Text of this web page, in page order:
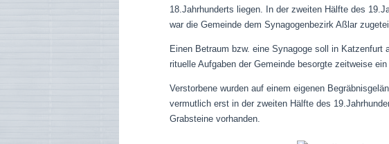
18.Jahrhunderts liegen. In der zweiten Hälfte des
war die Gemeinde dem Synagogenbezirk Aßlar
Einen Betraum bzw. eine Synagoge soll in Katzenfurt
rituelle Aufgaben der Gemeinde besorgte zeitweise
Verstorbene wurden auf einem eigenen
vermutlich erst in der zweiten Hälfte des
Grabsteine vorhanden.